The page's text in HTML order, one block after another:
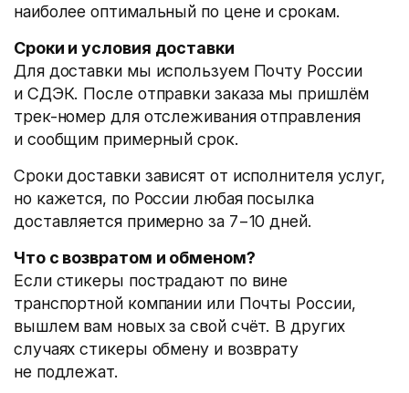
наиболее оптимальный по цене и срокам.
Сроки и условия доставки
Для доставки мы используем Почту России
и СДЭК. После отправки заказа мы пришлём
трек-номер для отслеживания отправления
и сообщим примерный срок.
Сроки доставки зависят от исполнителя услуг,
но кажется, по России любая посылка
доставляется примерно за 7−10 дней.
Что с возвратом и обменом?
Если стикеры пострадают по вине
транспортной компании или Почты России,
вышлем вам новых за свой счёт. В других
случаях стикеры обмену и возврату
не подлежат.